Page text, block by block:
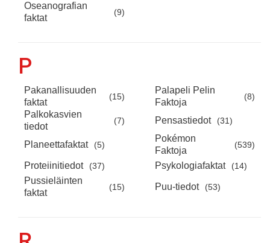
Oseanografian
faktat
(9)
P
Pakanallisuuden
faktat
(15)
Palapeli Pelin
Faktoja
(8)
Palkokasvien
tiedot
(7) Pensastiedot (31)
Planeettafaktat (5)
Pokémon
Faktoja
(539)
Proteiinitiedot (37) Psykologiafaktat (14)
Pussieläinten
faktat
(15) Puu-tiedot (53)